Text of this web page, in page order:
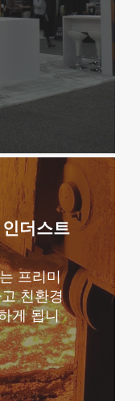
더스트
프리미
친환경
게 됩니